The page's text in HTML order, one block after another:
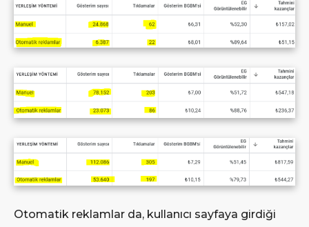
Otomatik reklamlar da, kullanıcı sayfaya girdiği